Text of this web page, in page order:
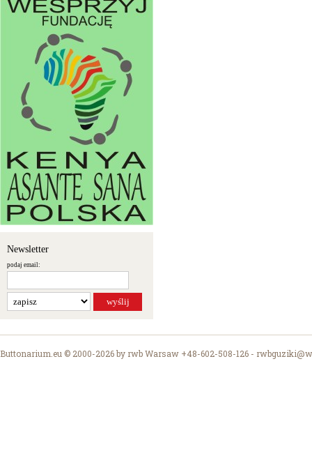
Newsletter
podaj email:
Buttonarium.eu © 2000-2026 by rwb Warsaw +48-602-508-126 -